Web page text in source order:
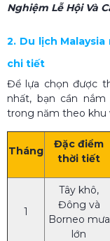
Nghiệm Lễ Hội Và
2. Du lịch
chi tiết
Để lựa chọn được
nhất, bạn cần
trong năm theo khu
Tháng
Đặc điểm
thời tiết
1
Tây khô,
Đông và
Borneo mưa
lớn